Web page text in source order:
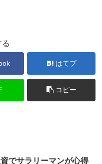
る
はてブ
コピー
でサラリーマンが心得